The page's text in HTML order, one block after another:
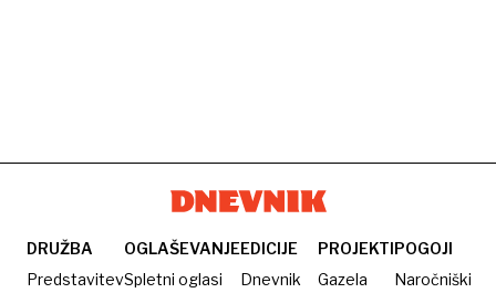
DRUŽBA
Predstavitev
OGLAŠEVANJE
Spletni oglasi
EDICIJE
Dnevnik
PROJEKTI
Gazela
POGOJI
Naročniški